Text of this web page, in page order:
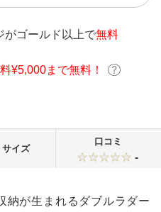
がゴールド以上で無料
¥5,000まで無料！
サイズ
口コミ
-
納が生まれるダブルラダー